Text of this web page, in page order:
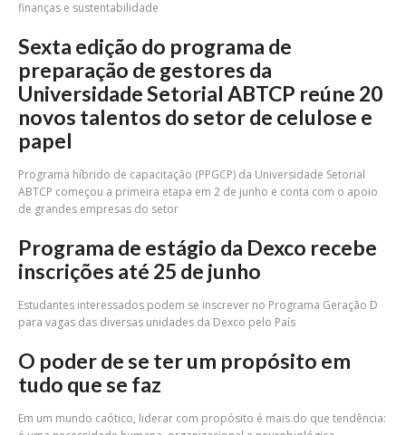
finanças e sustentabilidade
Sexta edição do programa de
preparação de gestores da
Universidade Setorial ABTCP reúne 20
novos talentos do setor de celulose e
papel
Programa híbrido de capacitação (PPGCP) da Universidade Setorial
ABTCP começou a primeira etapa em 2 de junho e conta com o apoio
de grandes empresas do setor
Programa de estágio da Dexco recebe
inscrições até 25 de junho
Estudantes interessados podem se inscrever no Programa Geração D
para vagas das diversas unidades da Dexco pelo País
O poder de se ter um propósito em
tudo que se faz
Em um mundo caótico, liderar com propósito é mais do que tendência: